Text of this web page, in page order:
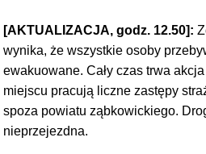
[AKTUALIZACJA, godz. 12.50]:
wynika, że wszystkie osoby
ewakuowane. Cały czas trwa
miejscu pracują liczne zastępy
spoza powiatu ząbkowickiego.
nieprzejezdna.